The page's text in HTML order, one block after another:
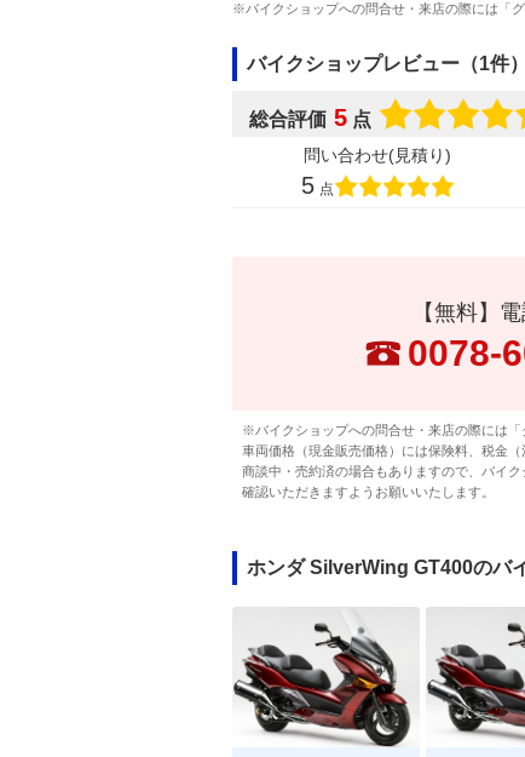
※バイクショップへの問合せ・来店の際には「
バイクショップレビュー（1件）
総合評価 5 点
問い合わせ(見積り)
5 点
【無料】
0078-
※バイクショップへの問合せ・来店の際には「
車両価格（現金販売価格）には保険料、税金
商談中・売約済の場合もありますので、バイ
確認いただきますようお願いいたします。
ホンダ SilverWing GT400のバ